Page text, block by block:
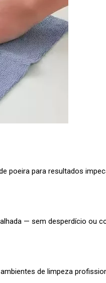
poeira para resultados
— sem desperdício ou
de limpeza